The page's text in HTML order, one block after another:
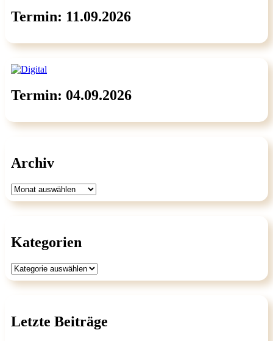
Termin: 11.09.2026
Termin: 04.09.2026
Archiv
Archiv
Kategorien
Kategorien
Letzte Beiträge